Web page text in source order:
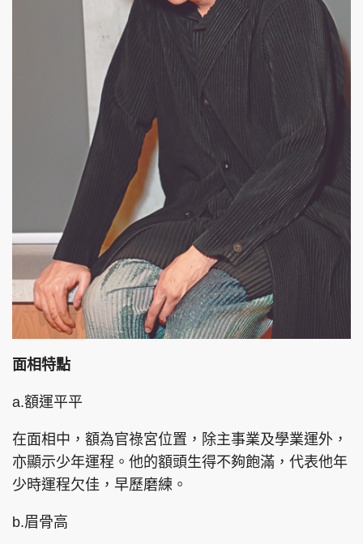
面相特點
a.額運平平
在面相中，額為官祿宮位置，除主事業及學業運外，
亦顯示少年運程。他的額頭生得不夠飽滿，代表他年
少時運程欠佳，早歷磨練。
b.眉骨高